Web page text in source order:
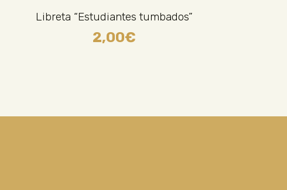
Libreta “Estudiantes tumbados”
2,00€